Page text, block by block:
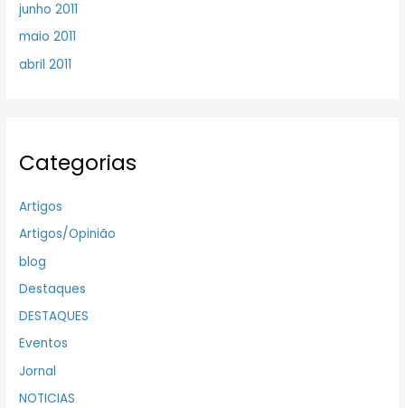
junho 2011
maio 2011
abril 2011
Categorias
Artigos
Artigos/Opinião
blog
Destaques
DESTAQUES
Eventos
Jornal
NOTICIAS